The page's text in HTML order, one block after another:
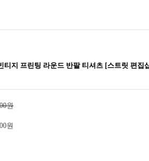
지 프린팅 라운드 반팔 티셔츠 [스트릿 편집
원
원